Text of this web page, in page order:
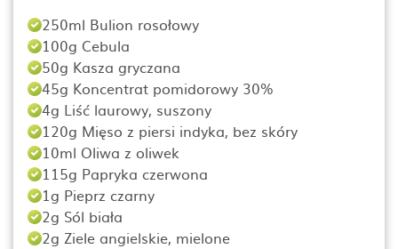
250ml Bulion rosołowy
100g Cebula
50g Kasza gryczana
45g Koncentrat pomidorowy 30%
4g Liść laurowy, suszony
120g Mięso z piersi indyka, bez skóry
10ml Oliwa z oliwek
115g Papryka czerwona
1g Pieprz czarny
2g Sól biała
2g Ziele angielskie, mielone